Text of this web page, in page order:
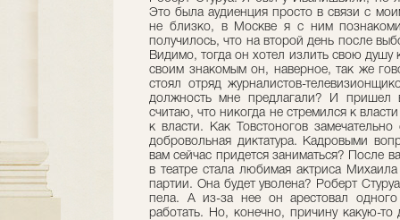
Это была аудиенция просто в связи с
не близко, в Москве я с ним
получилось, что на второй день после
Видимо, тогда он хотел излить свою
своим знакомым он, наверное, так же
стоял отряд журналистов-
должность мне предлагали? И
считаю, что никогда не стремился к
к власти. Как Товстоногов
добровольная диктатура. Кадровыми
вам сейчас придется заниматься? После
в театре стала любимая актриса
партии. Она будет уволена? Роберт
пела. А из-за нее он арестовал
работать. Но, конечно, причину какую-